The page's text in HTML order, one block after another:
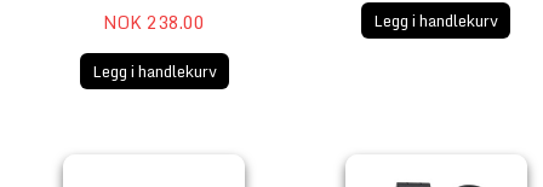
NOK 238.00
Legg i handlekurv
Legg i handlekurv